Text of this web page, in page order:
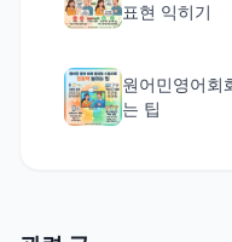
표현 익히기
원어민영어회
는 팁